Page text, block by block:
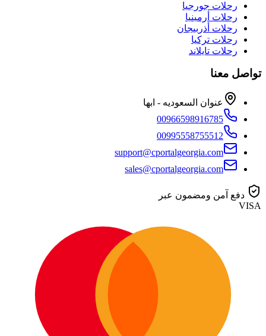
رحلات جورجيا
رحلات أرمينيا
رحلات أذربيجان
رحلات تركيا
رحلات تايلاند
تواصل معنا
عنوان السعوديه - ابها
00966598916785
00995558755512
support@cportalgeorgia.com
sales@cportalgeorgia.com
دفع آمن ومضمون عبر
VISA